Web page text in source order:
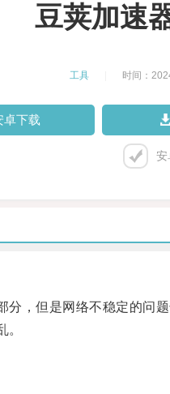
豆荚加速
工具 时间：
卓下载
安
，但是网络不稳定的问题